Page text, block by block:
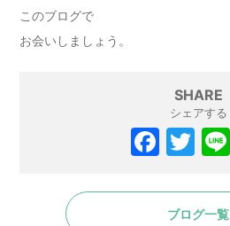
このブログで
お会いしましょう。
SHARE
シェアする
ブログ一覧